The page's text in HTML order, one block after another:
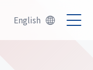
English